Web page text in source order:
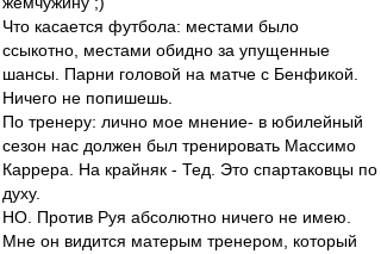
Что касается футбола: местами было
ссыкотно, местами обидно за упущенные
шансы. Парни головой на матче с Бенфикой.
Ничего не попишешь.
По тренеру: лично мое мнение- в юбилейный
сезон нас должен был тренировать Массимо
Каррера. На крайняк - Тед. Это спартаковцы по
духу.
НО. Против Руя абсолютно ничего не имею.
Мне он видится матерым тренером, который